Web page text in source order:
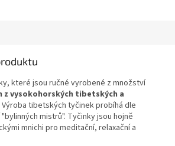
které jsou ručné vyrobené z množství
z vysokohorských tibetských a
Výroba tibetských tyčinek probíhá dle
mistrů". Tyčinky jsou hojně
mnichi pro meditační, relaxační a